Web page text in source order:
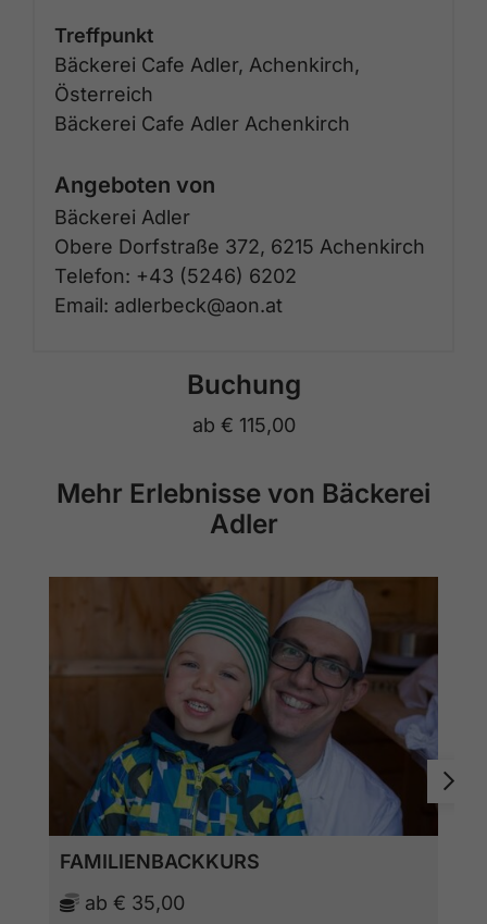
Treffpunkt
Bäckerei Cafe Adler, Achenkirch,
Österreich
Bäckerei Cafe Adler Achenkirch
Angeboten von
Bäckerei Adler
Obere Dorfstraße 372, 6215 Achenkirch
Telefon: +43 (5246) 6202
Email: adlerbeck@aon.at
Buchung
ab € 115,00
Mehr Erlebnisse von Bäckerei
Adler
FAMILIENBACKKURS
ab € 35,00